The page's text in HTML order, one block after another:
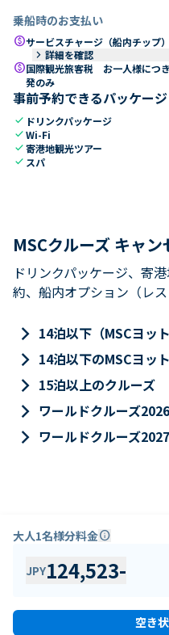
乗船時のお支払い
paidサービスチャージ（船内チップ
keyboard_arrow_right 詳細を確認
paid国際観光旅客税 お一人様につ
発のみ
事前予約できるパッケージ
check ドリンクパッケージ
checkWi-Fi
check寄港地観光ツアー
check スパ
MSCクルーズ キャン
ドリンクパッケージ、寄
約、船内オプション（レ
keyboard_arrow_right 14泊以下（MSCヨッ
keyboard_arrow_right 14泊以下のMSCヨッ
keyboard_arrow_right 15泊以上のクルーズ
keyboard_arrow_right ワールドクルーズ2026
keyboard_arrow_right ワールドクルーズ2027
大人1名様分料金info
JPY124,523-
空き